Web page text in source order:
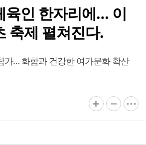
육인 한자리에… 이
축제 펼쳐진다.
가… 화합과 건강한 여가문화 확산